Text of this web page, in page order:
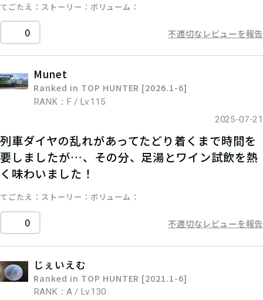
てごたえ ストーリー ボリューム
0 不適切なレビューを報告
Munet
Ranked in TOP HUNTER [2026.1-6]
RANK：F / Lv.115
2025-07-21
列車ダイヤの乱れがあってたどり着くまで時間を
要しましたが…、その分、足湯とワイン試飲を熱
く味わいました！
てごたえ ストーリー ボリューム
0 不適切なレビューを報告
じぇいえむ
Ranked in TOP HUNTER [2021.1-6]
RANK：A / Lv.130